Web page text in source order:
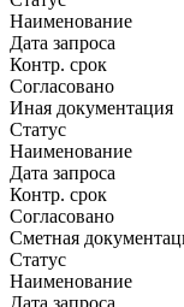
Наименование
Дата запроса
Контр. срок
Согласовано
Иная документация
Статус
Наименование
Дата запроса
Контр. срок
Согласовано
Сметная
Статус
Наименование
Дата запроса